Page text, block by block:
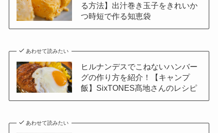
る方法】出汁巻き玉子をきれいか
つ時短で作る知恵袋
あわせて読みたい
ヒルナンデスでこねないハンバー
グの作り方を紹介！【キャンプ
飯】SixTONES髙地さんのレシピ
あわせて読みたい